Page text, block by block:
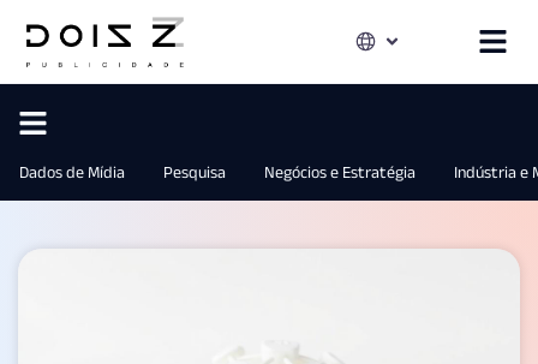
Dados de Mídia Pesquisa Negócios e Estratégia Indústria e